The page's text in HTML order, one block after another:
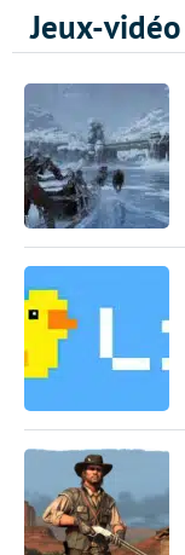
Jeux-vidéo